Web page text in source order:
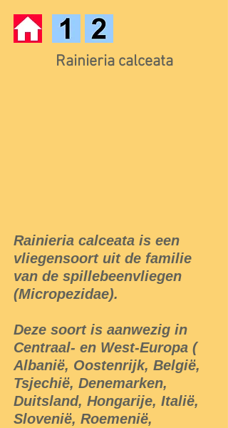
Rainieria calceata
Rainieria calceata is een
vliegensoort uit de familie
van de spillebeenvliegen
(Micropezidae).
Deze soort is aanwezig in
Centraal- en West-Europa (
Albanië, Oostenrijk, België,
Tsjechië, Denemarken,
Duitsland, Hongarije, Italië,
Slovenië, Roemenië,